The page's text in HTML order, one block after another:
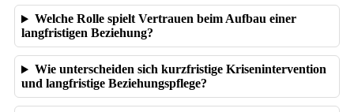
Welche Rolle spielt Vertrauen beim Aufbau einer
langfristigen Beziehung?
Wie unterscheiden sich kurzfristige Krisenintervention
und langfristige Beziehungspflege?